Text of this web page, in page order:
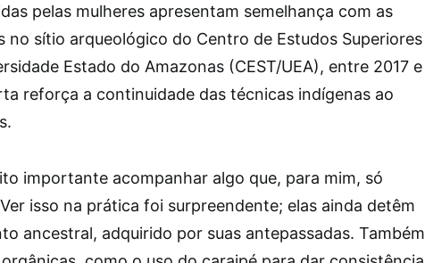
pelas mulheres apresentam semelhança com as
no sítio arqueológico do Centro de Estudos Superiores
Estado do Amazonas (CEST/UEA), entre 2017 e
reforça a continuidade das técnicas indígenas ao
importante acompanhar algo que, para mim, só
isso na prática foi surpreendente; elas ainda detêm
ancestral, adquirido por suas antepassadas. Também